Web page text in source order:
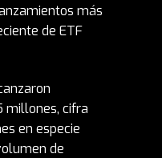
más
de ETF
millones, cifra
en especie
de